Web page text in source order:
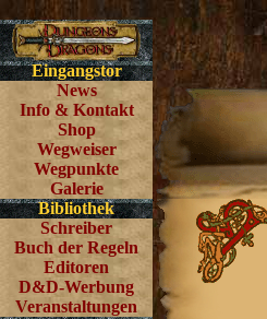
Eingangstor
News
Info & Kontakt
Shop
Wegweiser
Wegpunkte
Galerie
Bibliothek
Schreiber
Buch der Regeln
Editoren
D&D-Werbung
Veranstaltungen